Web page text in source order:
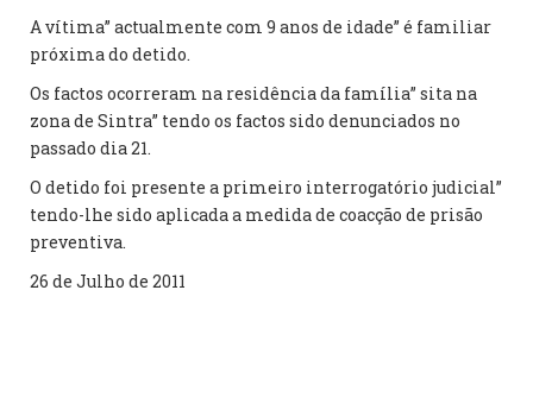
A vítima” actualmente com 9 anos de idade” é familiar
próxima do detido.
Os factos ocorreram na residência da família” sita na
zona de Sintra” tendo os factos sido denunciados no
passado dia 21.
O detido foi presente a primeiro interrogatório judicial”
tendo-lhe sido aplicada a medida de coacção de prisão
preventiva.
26 de Julho de 2011